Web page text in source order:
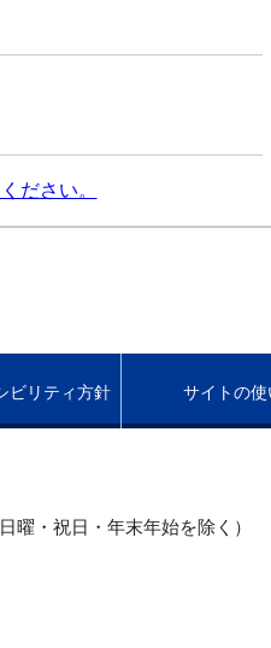
ださい。
ビリティ方針 サイトの使
・祝日・年末年始を除く）